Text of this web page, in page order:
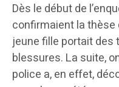
Dès le début de
confirmaient la thèse
jeune fille portait
blessures. La suite,
police a, en effet,